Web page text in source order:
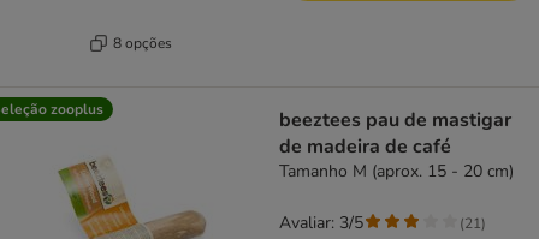
8 opções
zooplus
beeztees pau de mastigar
de madeira de café
Tamanho M (aprox. 15 - 20 cm)
Avaliar: 3/5 (21)